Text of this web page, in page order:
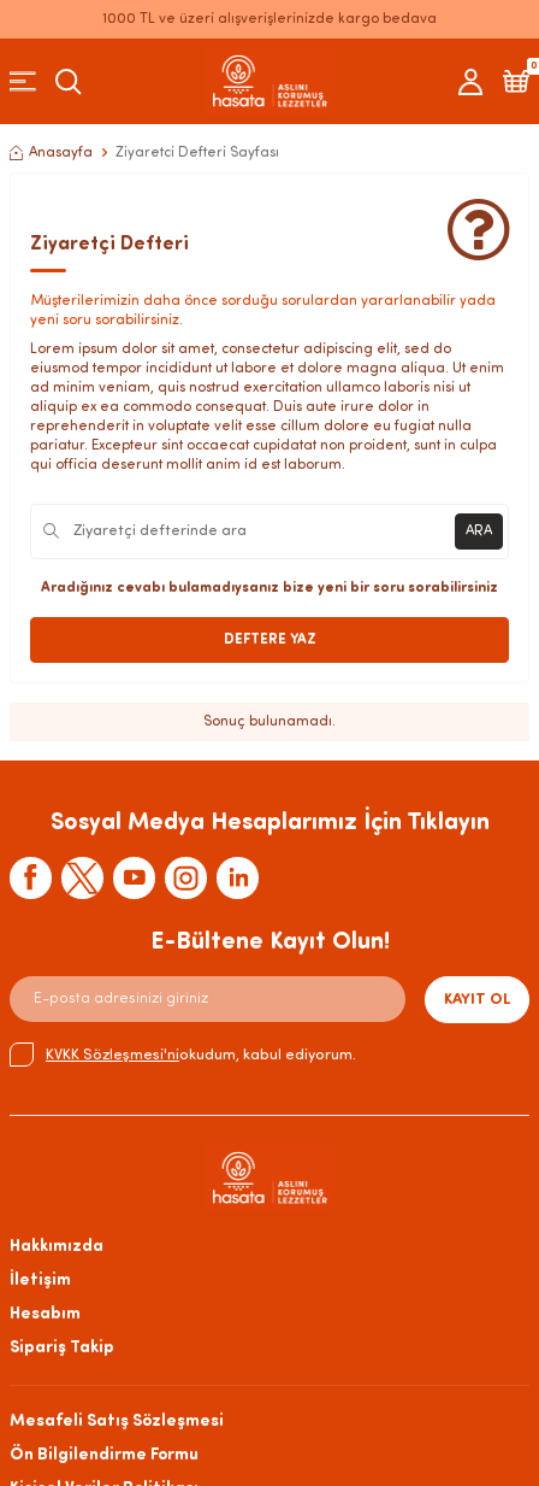
1000 TL ve üzeri alışverişlerinizde kargo bedava
0
Anasayfa Ziyaretci Defteri Sayfası
Ziyaretçi Defteri
Müşterilerimizin daha önce sorduğu sorulardan yararlanabilir yada
yeni soru sorabilirsiniz.
Lorem ipsum dolor sit amet, consectetur adipiscing elit, sed do
eiusmod tempor incididunt ut labore et dolore magna aliqua. Ut enim
ad minim veniam, quis nostrud exercitation ullamco laboris nisi ut
aliquip ex ea commodo consequat. Duis aute irure dolor in
reprehenderit in voluptate velit esse cillum dolore eu fugiat nulla
pariatur. Excepteur sint occaecat cupidatat non proident, sunt in culpa
qui officia deserunt mollit anim id est laborum.
ARA
Aradığınız cevabı bulamadıysanız bize yeni bir soru sorabilirsiniz
DEFTERE YAZ
Sonuç bulunamadı.
Sosyal Medya Hesaplarımız İçin Tıklayın
E-Bültene Kayıt Olun!
KAYIT OL
KVKK Sözleşmesi'niokudum, kabul ediyorum.
Hakkımızda
İletişim
Hesabım
Sipariş Takip
Mesafeli Satış Sözleşmesi
Ön Bilgilendirme Formu